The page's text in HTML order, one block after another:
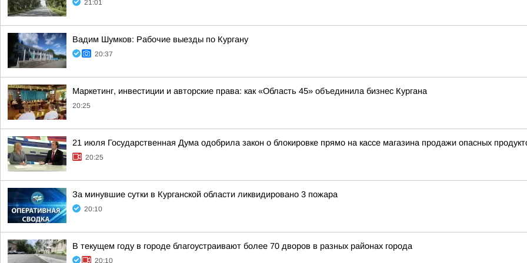
21:01
Вадим Шумков: Рабочие выезды по Кургану
20:37
Маркетинг, инвестиции и авторские права: как «Область 45» объединила бизнес Кургана
20:25
21 июля Государственная Дума одобрила закон о блокировке прямо на кассе магазина продажи опасных
20:25
За минувшие сутки в Курганской области ликвидировано 3 пожара
20:10
В текущем году в городе благоустраивают более 70 дворов в разных районах города
20:10